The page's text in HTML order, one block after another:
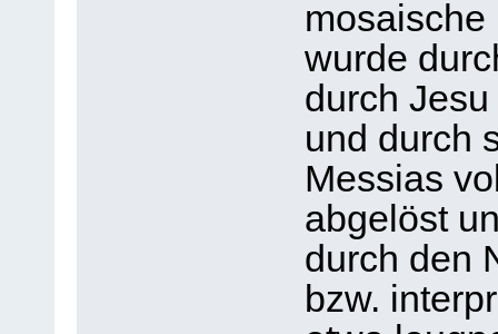
mosaische
wurde
durch
und durch
Messias
abgelöst
durch den
bzw.